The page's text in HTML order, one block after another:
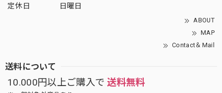
定休日
日曜日
ABOUT
MAP
Contact＆Mail
送料について
10.000円以上ご購入で 送料無料